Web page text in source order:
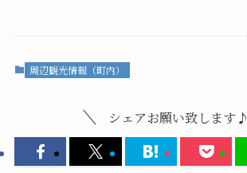
周辺観光情報（町内）
シェアお願い致します♪